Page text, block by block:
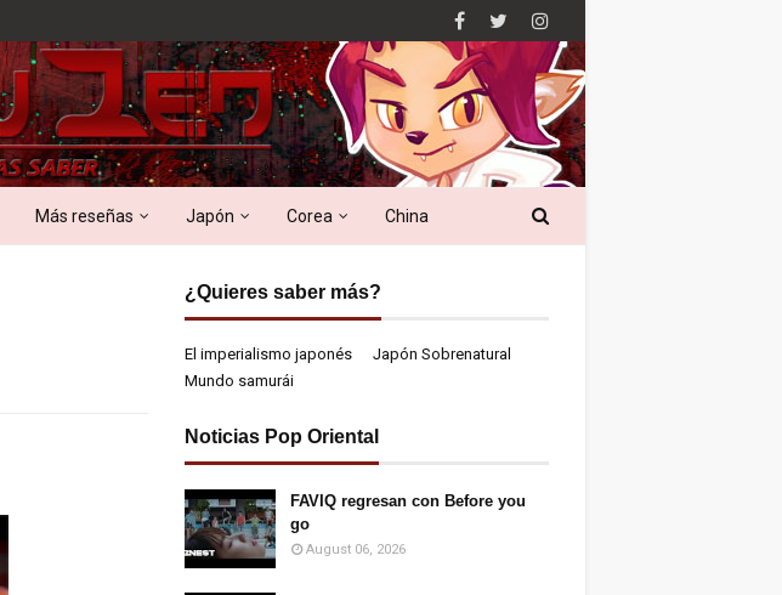
Más reseñas Japón Corea China
¿Quieres saber más?
El imperialismo japonés
Japón Sobrenatural
Mundo samurái
Noticias Pop Oriental
FAVIQ regresan con Before you
go
August 06, 2026